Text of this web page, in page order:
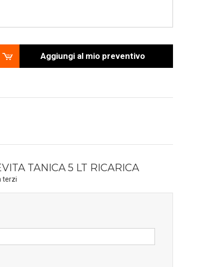
Aggiungi al mio preventivo
TANICA 5 LT RICARICA
terzi